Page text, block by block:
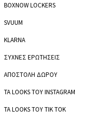
BOXNOW LOCKERS
SVUUM
KLARNA
ΣΥΧΝΕΣ ΕΡΩΤΗΣΕΙΣ
ΑΠΟΣΤΟΛΗ ΔΩΡΟΥ
ΤΑ LOOKS ΤΟΥ INSTAGRAM
ΤΑ LOOKS ΤΟΥ TIK TOK